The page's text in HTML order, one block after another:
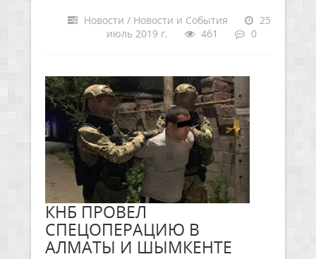
Новости / Новости и События
25
июль 2019 г.
461 0
КНБ ПРОВЕЛ
СПЕЦОПЕРАЦИЮ В
АЛМАТЫ И ШЫМКЕНТЕ